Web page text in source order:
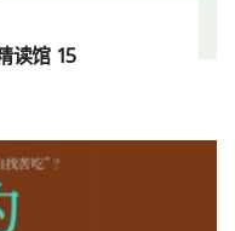
读馆 15